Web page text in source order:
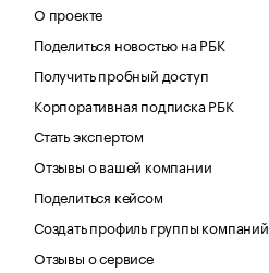
О проекте
Поделиться новостью на РБК
Получить пробный доступ
Корпоративная подписка РБК
Стать экспертом
Отзывы о вашей компании
Поделиться кейсом
Создать профиль группы компаний
Отзывы о сервисе